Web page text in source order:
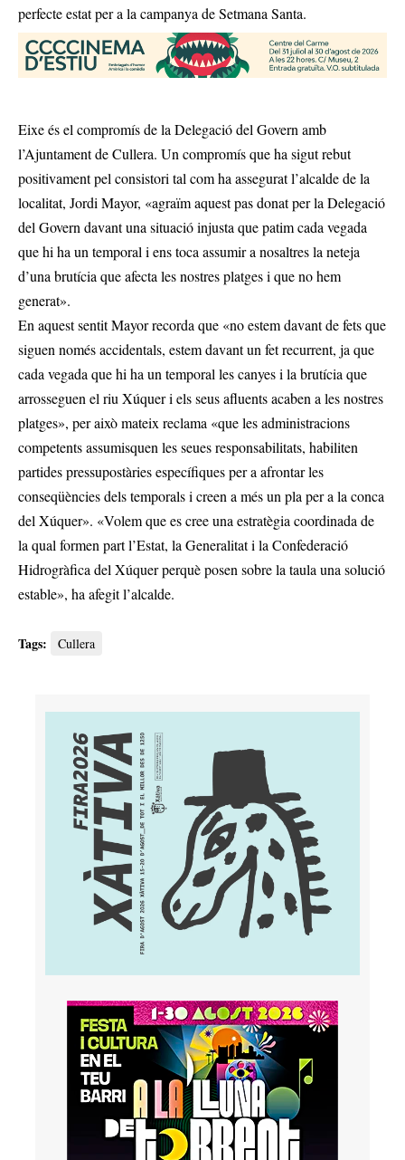
perfecte estat per a la campanya de Setmana Santa.
Eixe és el compromís de la Delegació del Govern amb
l’Ajuntament de Cullera. Un compromís que ha sigut rebut
positivament pel consistori tal com ha assegurat l’alcalde de la
localitat, Jordi Mayor, «agraïm aquest pas donat per la Delegació
del Govern davant una situació injusta que patim cada vegada
que hi ha un temporal i ens toca assumir a nosaltres la neteja
d’una brutícia que afecta les nostres platges i que no hem
generat».
En aquest sentit Mayor recorda que «no estem davant de fets que
siguen només accidentals, estem davant un fet recurrent, ja que
cada vegada que hi ha un temporal les canyes i la brutícia que
arrosseguen el riu Xúquer i els seus afluents acaben a les nostres
platges», per això mateix reclama «que les administracions
competents assumisquen les seues responsabilitats, habiliten
partides pressupostàries específiques per a afrontar les
conseqüències dels temporals i creen a més un pla per a la conca
del Xúquer». «Volem que es cree una estratègia coordinada de
la qual formen part l’Estat, la Generalitat i la Confederació
Hidrogràfica del Xúquer perquè posen sobre la taula una solució
estable», ha afegit l’alcalde.
Tags: Cullera